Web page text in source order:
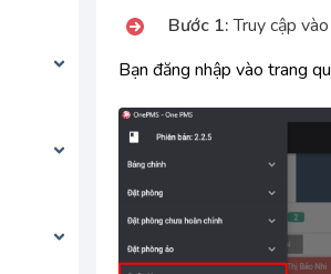
Bước 1:Truy cập
Bạn đăng nhập vào trang